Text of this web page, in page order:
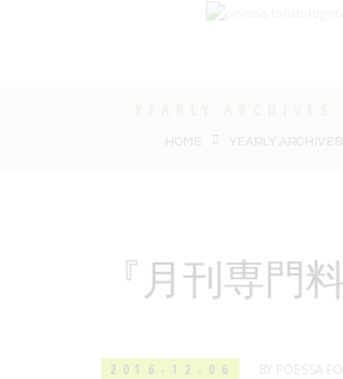
HOME YEARLY
『月刊専門
2016-12-06 BY POESSA